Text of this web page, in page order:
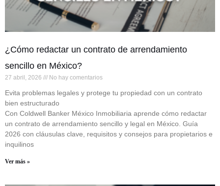
¿Cómo redactar un contrato de arrendamiento
sencillo en México?
27 abril, 2026 No hay comentarios
Evita problemas legales y protege tu propiedad con un contrato
bien estructurado
Con Coldwell Banker México Inmobiliaria aprende cómo redactar
un contrato de arrendamiento sencillo y legal en México. Guía
2026 con cláusulas clave, requisitos y consejos para propietarios e
inquilinos
Ver más »